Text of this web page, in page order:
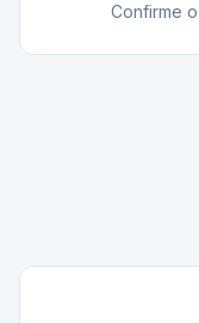
Confirme